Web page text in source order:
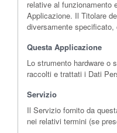
relative al funzionamento
Applicazione. Il Titolare
diversamente
Questa Applicazione
Lo strumento hardware o
raccolti e trattati i Dati
Servizio
Il Servizio fornito da
nei relativi termini (se